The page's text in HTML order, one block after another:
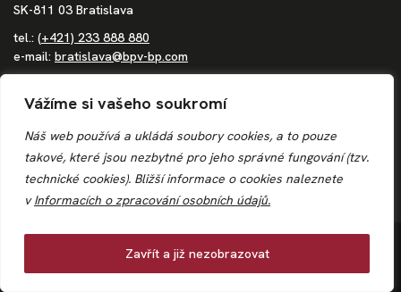
Vážíme si vašeho soukromí
Náš web používá a ukládá soubory cookies, a to pouze
takové, které jsou nezbytné pro jeho správné fungování (tzv.
technické cookies). Bližší informace o cookies naleznete
vInformacích o zpracování osobních údajů.
Zavřít a již nezobrazovat
SK-811 03 Bratislava
tel.: (+421) 233 888 880
e-mail: bratislava@bpv-bp.com
soudem Bratislava III, oddíl Po, vložka 1683/B
IČ: 36862207
IČ DPH: SK4020244250